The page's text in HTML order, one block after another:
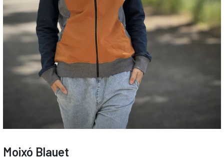
Moixó Blauet